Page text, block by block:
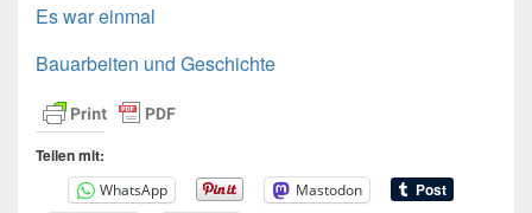
Es war einmal
Bauarbeiten und Geschichte
Teilen mit:
WhatsApp
Mastodon